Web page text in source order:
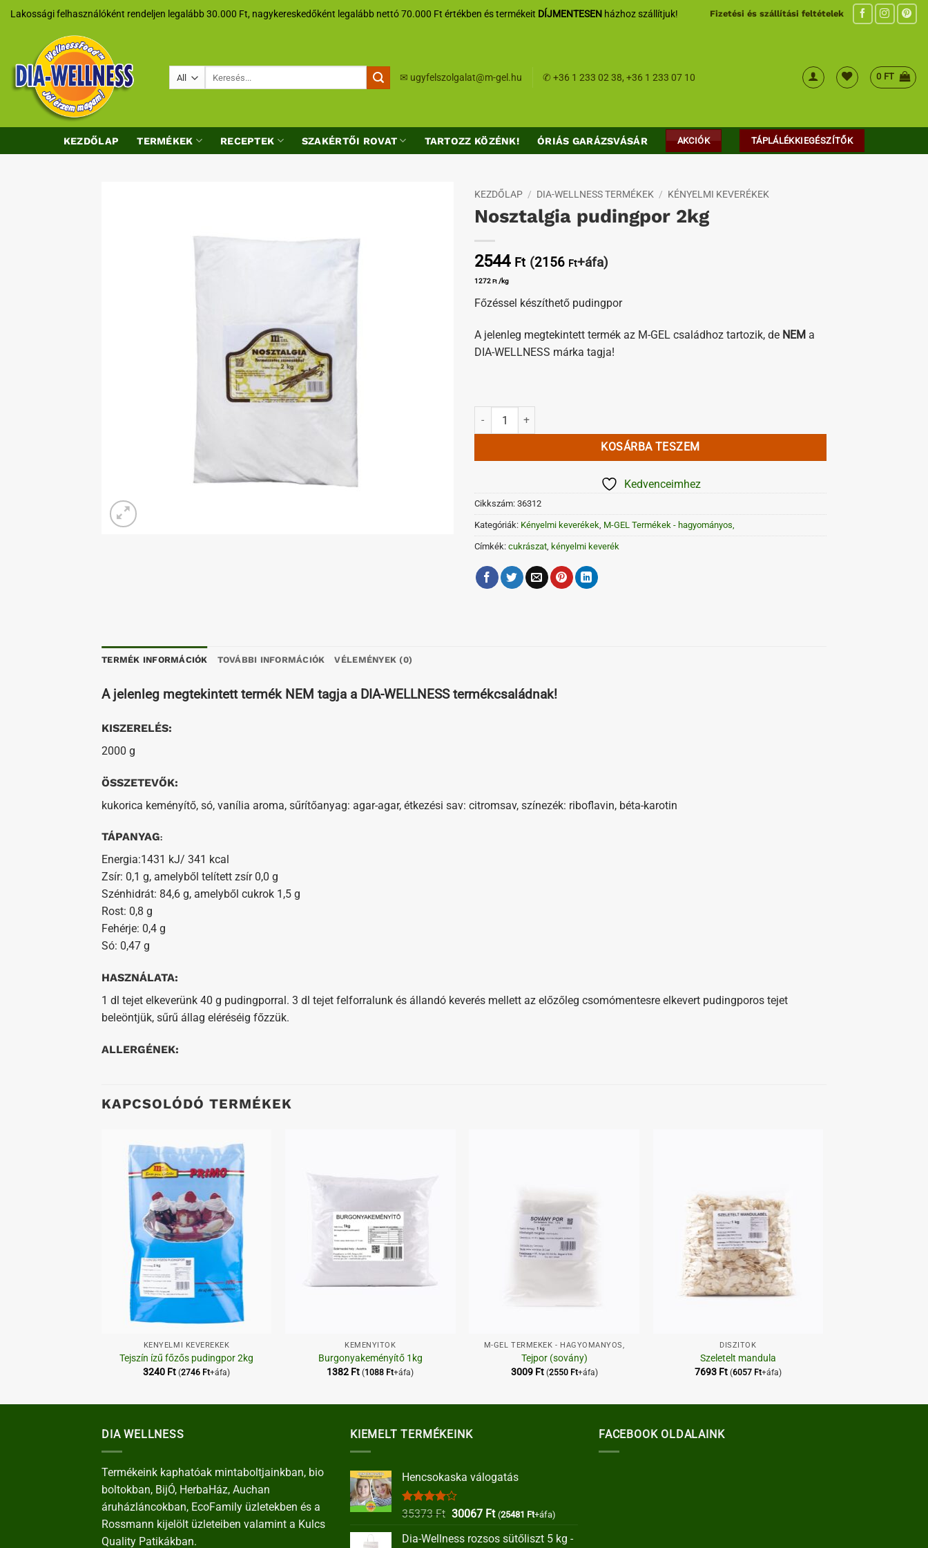
SkipLakossági felhasználóként rendeljen legalább 30.000 Ft, nagykereskedőként legalább nettó 70.000 Ft értékben és termékeit DÍJMENTESEN házhoz szállítjuk! Fizetési és szállítási feltételek
✉ ugyfelszolgalat@m-gel.hu ✆+36 1 233 02 38,+36 1 233 07 10 0 FT
KEZDŐLAP TERMÉKEK RECEPTEK SZAKÉRTŐI ROVAT TARTOZZ KÖZÉNK! ÓRIÁS GARÁZSVÁSÁR AKCIÓK TÁPLÁLÉKKIEGÉSZÍTŐK
KEZDŐLAP / DIA-WELLNESS TERMÉKEK / KÉNYELMI KEVERÉKEK
Nosztalgia pudingpor 2kg
2544 Ft (2156 Ft+áfa)
1272 Ft /kg
Főzéssel készíthető pudingpor
A jelenleg megtekintett termék az M-GEL családhoz tartozik, de NEM a
DIA-WELLNESS márka tagja!
Nosztalgia pudingpor 2kg mennyiség
KOSÁRBA TESZEM
Kedvenceimhez
Cikkszám: 36312
Kategóriák: Kényelmi keverékek, M-GEL Termékek - hagyományos,
Címkék: cukrászat, kényelmi keverék
TERMÉK INFORMÁCIÓK TOVÁBBI INFORMÁCIÓK VÉLEMÉNYEK (0)
A jelenleg megtekintett termék NEM tagja a DIA-WELLNESS termékcsaládnak!
KISZERELÉS:
2000 g
ÖSSZETEVŐK:
kukorica keményítő, só, vanília aroma, sűrítőanyag: agar-agar, étkezési sav: citromsav, színezék: riboflavin, béta-karotin
TÁPANYAG:
Energia:1431 kJ/ 341 kcal
Zsír: 0,1 g, amelyből telített zsír 0,0 g
Szénhidrát: 84,6 g, amelyből cukrok 1,5 g
Rost: 0,8 g
Fehérje: 0,4 g
Só: 0,47 g
HASZNÁLATA:
1 dl tejet elkeverünk 40 g pudingporral. 3 dl tejet felforralunk és állandó keverés mellett az előzőleg csomómentesre elkevert pudingporos tejet
beleöntjük, sűrű állag eléréséig főzzük.
ALLERGÉNEK:
KAPCSOLÓDÓ TERMÉKEK
Kedvenceimhez
KÉNYELMI KEVERÉKEK
Tejszín ízű főzős pudingpor 2kg
3240 Ft (2746 Ft+áfa)
KEMÉNYÍTŐK
Burgonyakeményítő 1kg
1382 Ft (1088 Ft+áfa)
M-GEL TERMÉKEK - HAGYOMÁNYOS,
Tejpor (sovány)
3009 Ft (2550 Ft+áfa)
DÍSZÍTŐK
Szeletelt mandula
7693 Ft (6057 Ft+áfa)
DIA WELLNESS
Termékeink kaphatóak mintaboltjainkban, bio
boltokban, BijÓ, HerbaHáz, Auchan
áruházláncokban, EcoFamily üzletekben és a
Rossmann kijelölt üzleteiben valamint a Kulcs
Quality Patikákban.
KIEMELT TERMÉKEINK
Hencsokaska válogatás
Értékelés:
35373Ft Original
was:
30067 FtCurrent
is:
(25481 Ft+áfa)
Dia-Wellness rozsos sütőliszt 5 kg -
FACEBOOK OLDALAINK